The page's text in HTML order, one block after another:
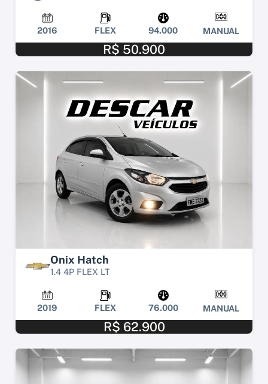
2016 FLEX 94.000 MANUAL
R$ 50.900
Onix Hatch
1.4 4P FLEX LT
2019 FLEX 76.000 MANUAL
R$ 62.900